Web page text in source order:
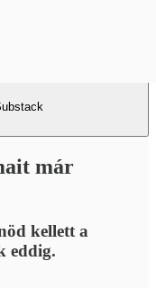
már
kellett a
eddig.